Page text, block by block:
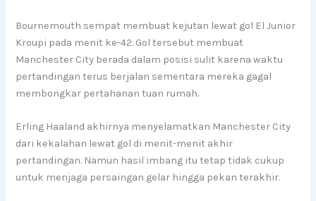
Bournemouth sempat membuat kejutan lewat gol El Junior
Kroupi pada menit ke-42. Gol tersebut membuat
Manchester City berada dalam posisi sulit karena waktu
pertandingan terus berjalan sementara mereka gagal
membongkar pertahanan tuan rumah.
Erling Haaland akhirnya menyelamatkan Manchester City
dari kekalahan lewat gol di menit-menit akhir
pertandingan. Namun hasil imbang itu tetap tidak cukup
untuk menjaga persaingan gelar hingga pekan terakhir.